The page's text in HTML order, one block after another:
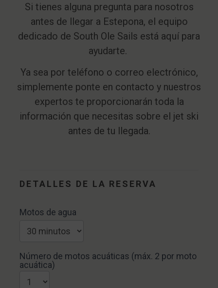
Si tienes alguna pregunta para nosotros
antes de llegar a Estepona, el equipo
dedicado de South Ole Sails está aquí para
ayudarte.
Ya sea por teléfono o correo electrónico,
simplemente ponte en contacto y nuestros
expertos te proporcionarán toda la
información que necesitas sobre el jet ski
antes de tu llegada.
de
DETALLES DE LA RESERVA
Motos de agua
Número de motos acuáticas (máx. 2 por moto
acuática)